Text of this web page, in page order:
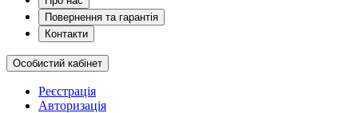
Повернення та гарантія
Контакти
Особистий кабінет
Реєстрація
Авторизація